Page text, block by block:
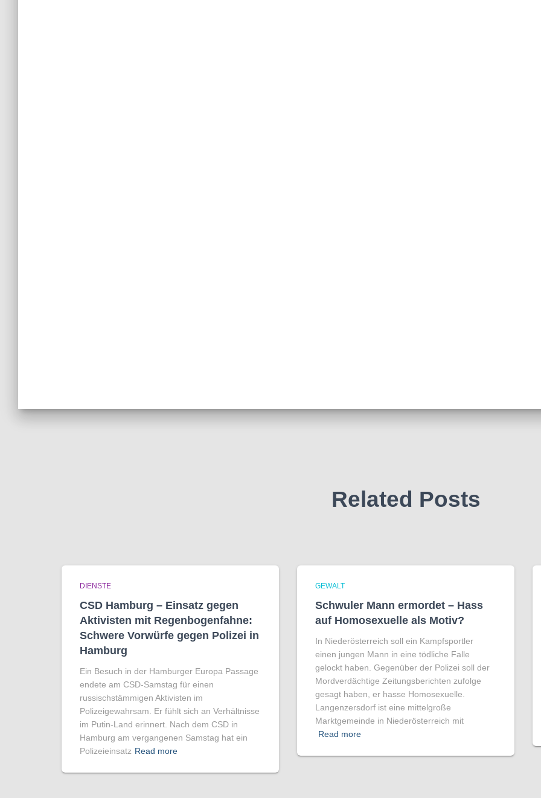
Related Posts
DIENSTE
CSD Hamburg – Einsatz gegen
Aktivisten mit Regenbogen­fahne:
Schwere Vorwürfe gegen Polizei in
Hamburg
Ein Besuch in der Hamburger Europa Passage
endete am CSD-Samstag für einen
russischstämmigen Aktivisten im
Polizeigewahrsam. Er fühlt sich an Verhältnisse
im Putin-Land erinnert. Nach dem CSD in
Hamburg am vergangenen Samstag hat ein
Polizeieinsatz Read more
GEWALT
Schwuler Mann ermordet – Hass
auf Homo­sexuelle als Motiv?
In Niederösterreich soll ein Kampfsportler
einen jungen Mann in eine tödliche Falle
gelockt haben. Gegenüber der Polizei soll der
Mordverdächtige Zeitungsberichten zufolge
gesagt haben, er hasse Homosexuelle.
Langenzersdorf ist eine mittelgroße
Marktgemeinde in Niederösterreich mit
Read more